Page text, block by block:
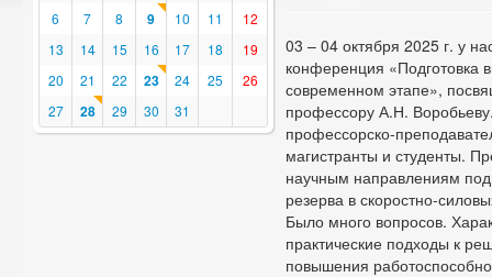
6
7 8 9 10 11
12
13
14 15 16 17 18
19
20
21 22 23 24 25
26
27
28 29 30 31
03 – 04 октября 2025 г. у
конференция «Подготовка
современном этапе»,
профессору А.Н.
профессорско-
магистранты и студенты.
научным направлениям
резерва в скоростно-
Было много вопросов.
практические подходы к
повышения